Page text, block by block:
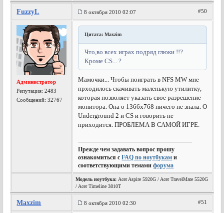
FuzzyL 8 октября 2010 02:07 #50
Администратор
Репутация:2483
Сообщений: 32767
Цитата: Maxzim
Что,во всех играх подряд глюки !!?
Кроме CS... ?
Мамочки... Чтобы поиграть в NFS MW мне
прходилось скачивать маленькую утилитку,
которая позволяет указать свое разрешение
монитора. Она о 1366х768 ничего не знала. О
Underground 2 и CS и говорить не
приходится. ПРОБЛЕМА В САМОЙ ИГРЕ.
---------------------------------------------------------
Прежде чем задавать вопрос прошу
ознакомиться сFAQ по ноутбукам и
соответствующими темамифорума
Модель ноутбука: Acer Aspire 5920G / Acer TravelMate 5520G
/ Acer Timeline 3810T
Maxzim 8 октября 2010 02:30 #51